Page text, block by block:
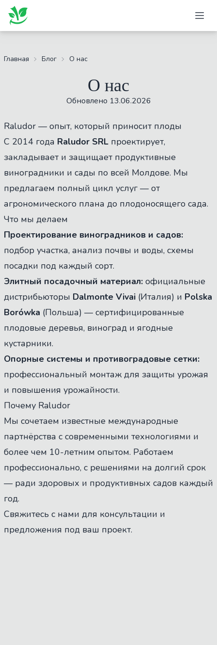
Главная Блог О нас
О нас
Обновлено 13.06.2026
Raludor — опыт, который приносит плоды
С 2014 года Raludor SRL проектирует,
закладывает и защищает продуктивные
виноградники и сады по всей Молдове. Мы
предлагаем полный цикл услуг — от
агрономического плана до плодоносящего сада.
Что мы делаем
Проектирование виноградников и садов:
подбор участка, анализ почвы и воды, схемы
посадки под каждый сорт.
Элитный посадочный материал: официальные
дистрибьюторы Dalmonte Vivai (Италия) и Polska
Borówka (Польша) — сертифицированные
плодовые деревья, виноград и ягодные
кустарники.
Опорные системы и противоградовые сетки:
профессиональный монтаж для защиты урожая
и повышения урожайности.
Почему Raludor
Мы сочетаем известные международные
партнёрства с современными технологиями и
более чем 10-летним опытом. Работаем
профессионально, с решениями на долгий срок
— ради здоровых и продуктивных садов каждый
год.
Свяжитесь с нами для консультации и
предложения под ваш проект.